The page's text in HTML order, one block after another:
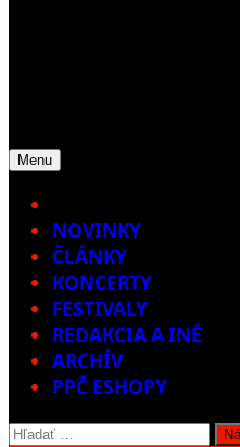
Menu
NOVINKY
ČLÁNKY
KONCERTY
FESTIVALY
REDAKCIA A INÉ
ARCHÍV
PPČ ESHOPY
Hľadať: